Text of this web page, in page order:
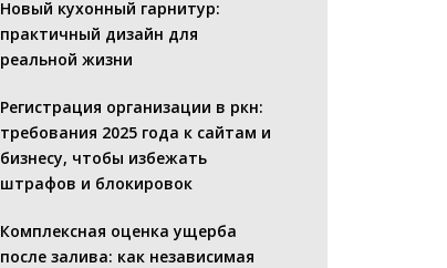
Новый кухонный гарнитур:
практичный дизайн для
реальной жизни
Регистрация организации в ркн:
требования 2025 года к сайтам и
бизнесу, чтобы избежать
штрафов и блокировок
Комплексная оценка ущерба
после залива: как независимая